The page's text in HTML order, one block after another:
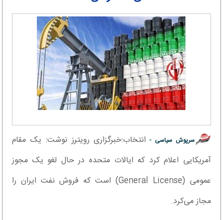
سرپوش سیاسی - انتخاب:خبرگزاری رویترز نوشت: یک مقام
آمریکایی اعلام کرد که ایالات متحده در حال لغو یک مجوز
عمومی (General License) است که فروش نفت ایران را
مجاز می‌کرد.